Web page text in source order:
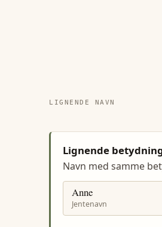
LIGNENDE NAVN
Lignende
Navn med samme
Anne
Jentenavn